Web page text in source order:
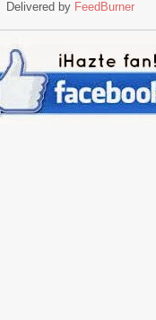
Delivered by FeedBurner